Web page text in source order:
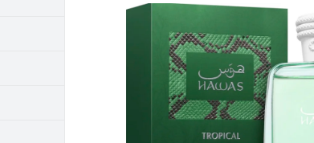
produktu
0,0
z
5
hviezdičiek.